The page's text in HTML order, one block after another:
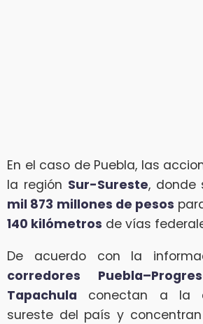
En el caso de Puebla, las
la región Sur-Sureste, donde
mil 873 millones de pesos
140 kilómetros de vías
De acuerdo con la
corredores
Tapachula conectan a la
sureste del país y